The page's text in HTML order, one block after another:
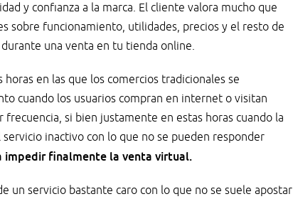
y confianza a la marca. El cliente valora mucho que
sobre funcionamiento, utilidades, precios y el resto de
una venta en tu tienda online.
en las que los comercios tradicionales se
cuando los usuarios compran en internet o visitan
si bien justamente en estas horas cuando la
inactivo con lo que no se pueden responder
impedir finalmente la venta virtual.
un servicio bastante caro con lo que no se suele apostar